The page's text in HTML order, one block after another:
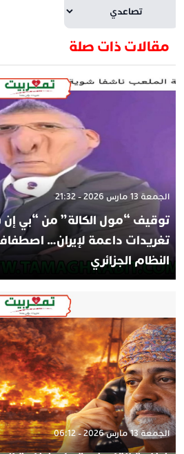
مقالات ذات صلة
الجمعة 13 مارس 2026 - 21:32
توقيف “مول الكالة” من “بي إن
تغريدات داعمة لإيران…
النظام الجزائري
الجمعة 13 مارس 2026 - 06:12